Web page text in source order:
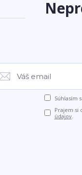
Súhlasím
Prajem si
údajov.